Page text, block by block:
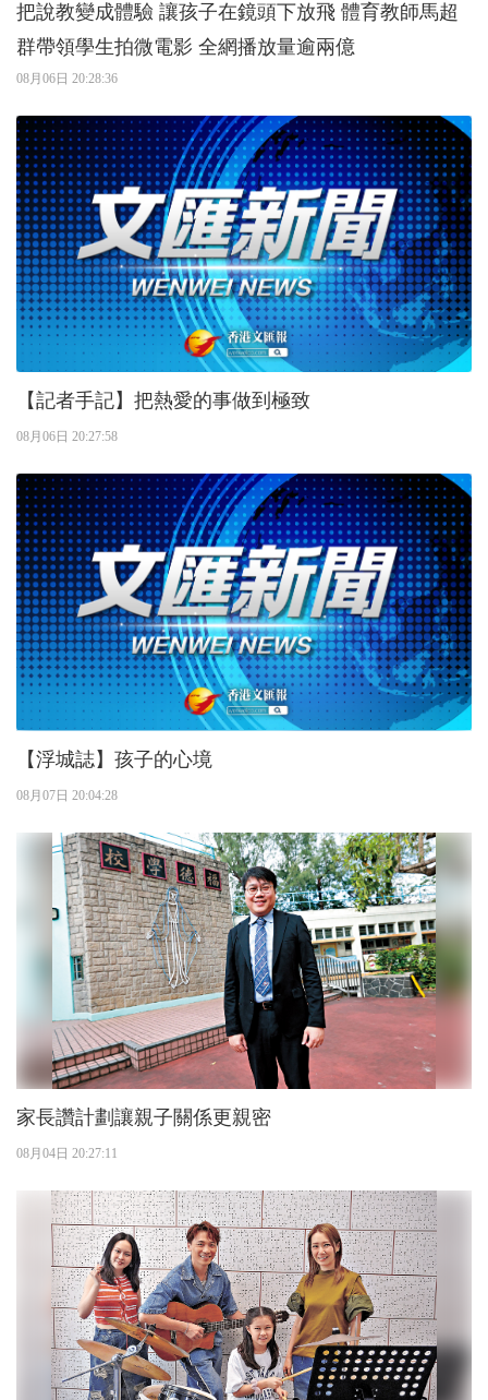
把說教變成體驗 讓孩子在鏡頭下放飛 體育教師馬超
群帶領學生拍微電影 全網播放量逾兩億
08月06日 20:28:36
【記者手記】把熱愛的事做到極致
08月06日 20:27:58
【浮城誌】孩子的心境
08月07日 20:04:28
家長讚計劃讓親子關係更親密
08月04日 20:27:11